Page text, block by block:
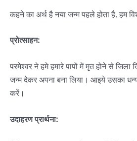
कहने का अर्थ है नया जन्म पहले होता है, हम
प्रोत्साहन:
परमेश्वर ने हमे हमारे पापों में मृत होने से जिला
जन्म देकर अपना बना लिया। आइये उसका
करें।
उदाहरण प्रार्थना: